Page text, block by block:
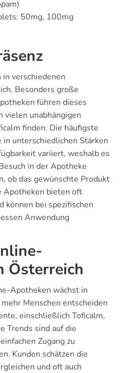
50mg, 100mg
verschiedenen
Besonders große
führen dieses
vielen unabhängigen
finden. Die häufigste
unterschiedlichen Stärken
variiert, weshalb es
in der Apotheke
ob das gewünschte Produkt
Apotheken bieten oft
können bei spezifischen
Anwendung
Österreich
Apotheken wächst in
Menschen entscheiden
einschließlich Toficalm,
Trends sind auf die
Zugang zu
Kunden schätzen die
und oft auch